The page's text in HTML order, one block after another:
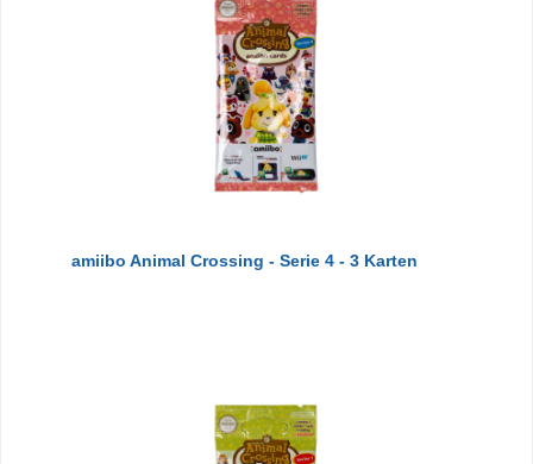
amiibo Animal Crossing - Serie 4 - 3 Karten